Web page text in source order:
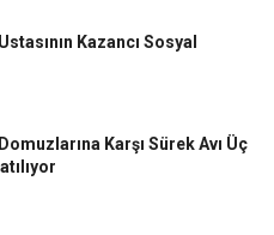
Kazancı Sosyal
Karşı Sürek Avı Üç